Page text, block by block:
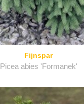
Fijnspar
Picea abies 'Formanek'